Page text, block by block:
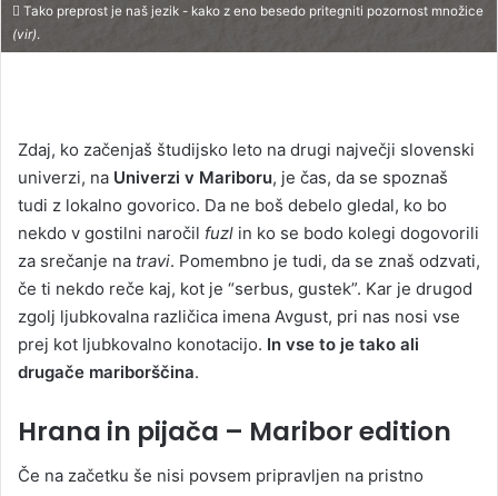
Tako preprost je naš jezik - kako z eno besedo pritegniti pozornost množice
(vir).
Zdaj, ko začenjaš študijsko leto na drugi največji slovenski
univerzi, na Univerzi v Mariboru, je čas, da se spoznaš
tudi z lokalno govorico. Da ne boš debelo gledal, ko bo
nekdo v gostilni naročil fuzl in ko se bodo kolegi dogovorili
za srečanje na travi. Pomembno je tudi, da se znaš odzvati,
če ti nekdo reče kaj, kot je “serbus, gustek”. Kar je drugod
zgolj ljubkovalna različica imena Avgust, pri nas nosi vse
prej kot ljubkovalno konotacijo. In vse to je tako ali
drugače mariborščina.
Hrana in pijača – Maribor edition
Če na začetku še nisi povsem pripravljen na pristno